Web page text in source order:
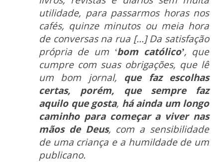
utilidade, para passarmos horas nos
cafés, quinze minutos ou meia hora
de conversas na rua [...] Da satisfação
própria de um ‘bom católico’, que
cumpre com suas obrigações, que lê
um bom jornal, que faz escolhas
certas, porém, que sempre faz
aquilo que gosta, há ainda um longo
caminho para começar a viver nas
mãos de Deus, com a sensibilidade
de uma criança e a humildade de um
publicano.